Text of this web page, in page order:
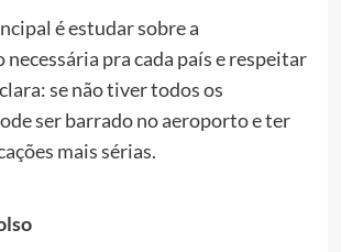
é estudar sobre a
pra cada país e respeitar
se não tiver todos os
ser barrado no aeroporto e ter
mais sérias.